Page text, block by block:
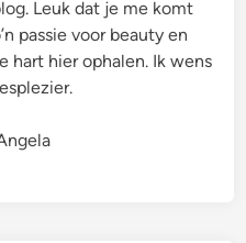
Leuk dat je me komt
passie voor beauty en
hart hier ophalen. Ik wens